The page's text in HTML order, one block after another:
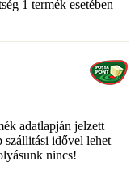
1 termék esetében
adatlapján jelzett
szállitási idővel lehet
nincs!